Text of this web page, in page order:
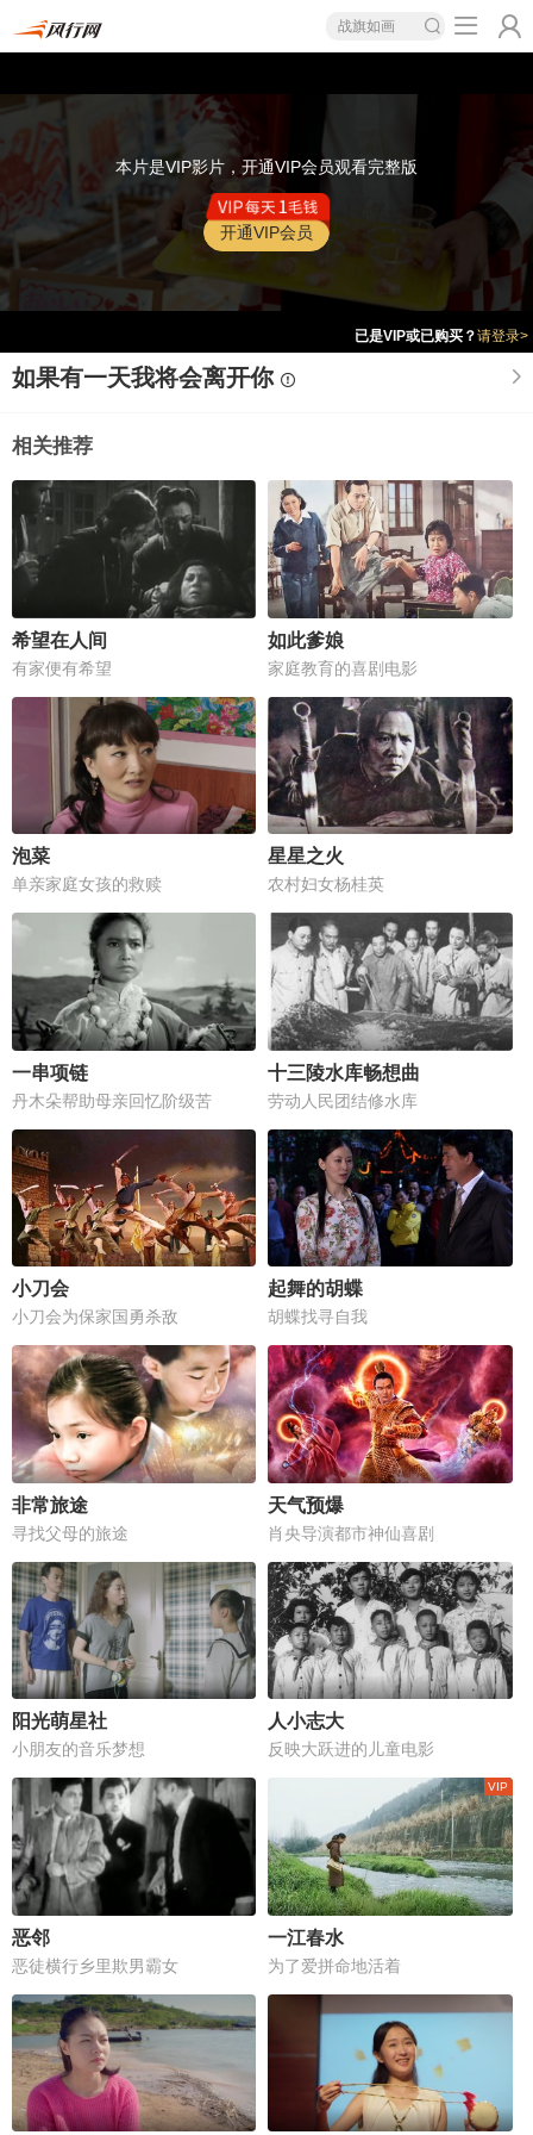
战旗如画
本片是VIP影片，开通VIP会员观看完整版
开通VIP会员
已是VIP或已购买？请登录>
如果有一天我将会离开你
相关推荐
希望在人间
有家便有希望
如此爹娘
家庭教育的喜剧电影
泡菜
单亲家庭女孩的救赎
星星之火
农村妇女杨桂英
一串项链
丹木朵帮助母亲回忆阶级苦
十三陵水库畅想曲
劳动人民团结修水库
小刀会
小刀会为保家国勇杀敌
起舞的胡蝶
胡蝶找寻自我
非常旅途
寻找父母的旅途
天气预爆
肖央导演都市神仙喜剧
阳光萌星社
小朋友的音乐梦想
人小志大
反映大跃进的儿童电影
恶邻
恶徒横行乡里欺男霸女
一江春水
为了爱拼命地活着